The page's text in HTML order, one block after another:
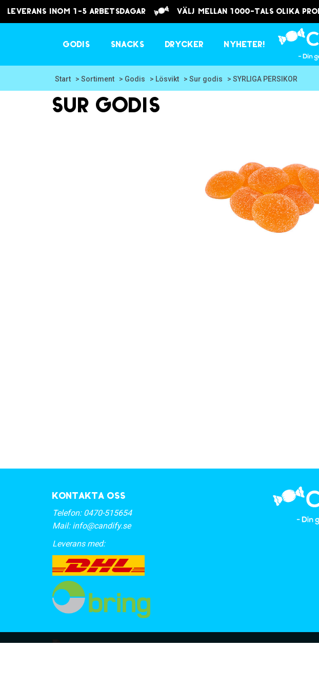
Leverans inom 1-5 arbetsdagar välj mellan 1000-tals olika
Godis Snacks Drycker Nyheter!
Start > Sortiment > Godis > Lösvikt > Sur godis > SYRLIGA PERSIKOR
Sur godis
Kontakta oss
Telefon: 0470-515654
Mail: info@candify.se
Leverans med: